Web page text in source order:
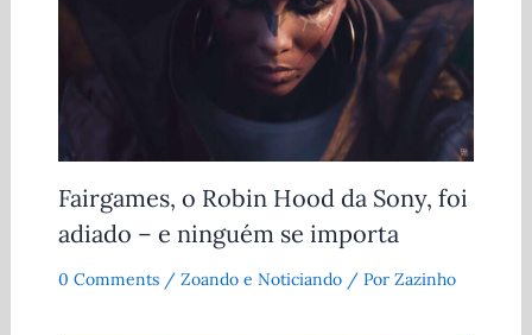
Fairgames, o Robin Hood da Sony, foi
adiado – e ninguém se importa
0 Comments / Zoando e Noticiando/ Por Zazinho